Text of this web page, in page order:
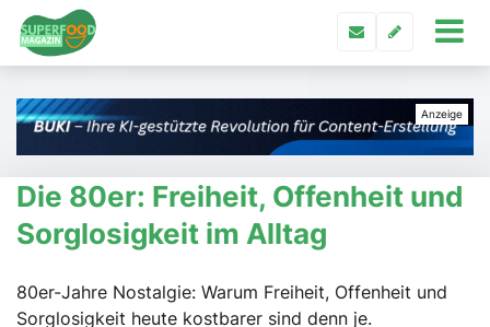
Die 80er: Freiheit, Offenheit und
Sorglosigkeit im Alltag
80er-Jahre Nostalgie: Warum Freiheit, Offenheit und
Sorglosigkeit heute kostbarer sind denn je.